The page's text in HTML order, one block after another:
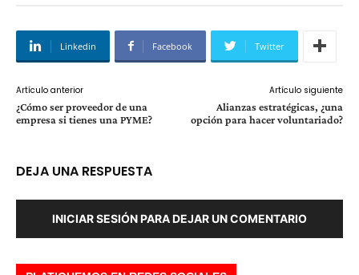
Linkedin Facebook Twitter
Artículo anterior
¿Cómo ser proveedor de una
empresa si tienes una PYME?
Artículo siguiente
Alianzas estratégicas, ¿una
opción para hacer voluntariado?
DEJA UNA RESPUESTA
INICIAR SESIÓN PARA DEJAR UN COMENTARIO